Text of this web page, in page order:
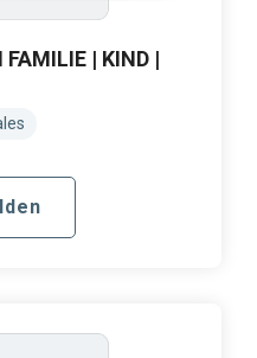
| KIND |